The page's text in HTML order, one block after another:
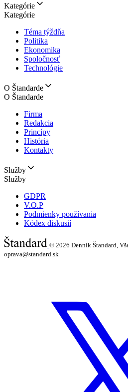
Kategórie
Kategórie
Téma týždňa
Politika
Ekonomika
Spoločnosť
Technológie
O Štandarde
O Štandarde
Firma
Redakcia
Princípy
História
Kontakty
Služby
Služby
GDPR
V.O.P
Podmienky používania
Kódex diskusií
© 2026 Denník Štandard,
oprava@standard.sk